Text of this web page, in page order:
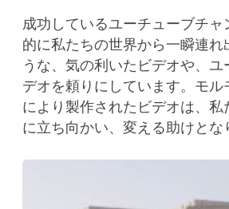
成功しているユーチューブチャ
的に私たちの世界から一瞬連れ
うな、気の利いたビデオや、
デオを頼りにしています。モル
により製作されたビデオは、私
に立ち向かい、変える助けとな